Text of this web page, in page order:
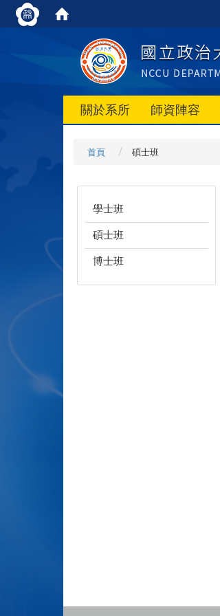
關於系所 師資陣容
首頁 碩士班
學士班
碩士班
博士班